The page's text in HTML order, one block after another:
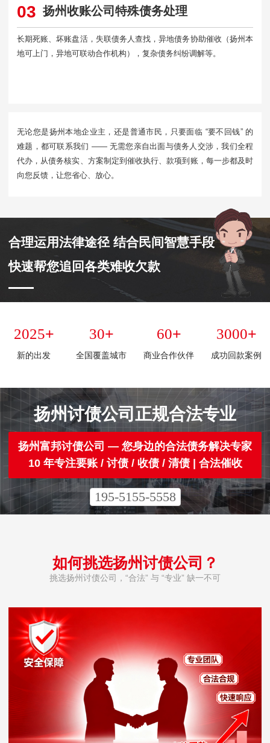
03 扬州收账公司特殊债务处理
长期死账、坏账盘活，失联债务人查找，异地债务协助催收（扬州本
地可上门，异地可联动合作机构），复杂债务纠纷调解等。
无论您是扬州本地企业主，还是普通市民，只要面临 “要不回钱” 的
难题，都可联系我们 —— 无需您亲自出面与债务人交涉，我们全程
代办，从债务核实、方案制定到催收执行、款项到账，每一步都及时
向您反馈，让您省心、放心。
合理运用法律途径 结合民间智慧手段
快速帮您追回各类难收欠款
2025+
新的出发
30+
全国覆盖城市
60+
商业合作伙伴
3000+
成功回款案例
扬州讨债公司正规合法专业
扬州富邦讨债公司 — 您身边的合法债务解决专家
10 年专注要账 / 讨债 / 收债 / 清债 | 合法催收
195-5155-5558
如何挑选扬州讨债公司？
挑选扬州讨债公司，“合法” 与 “专业” 缺一不可